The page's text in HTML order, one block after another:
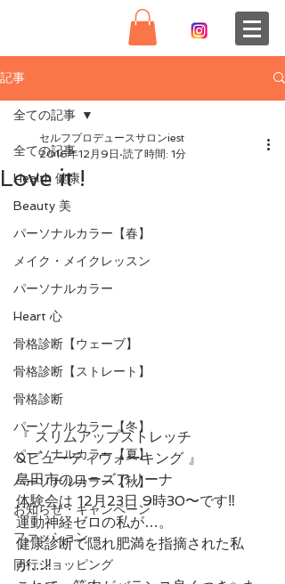
記事
全ての記事
Health 健康
Beauty 美
パーソナルカラー【春】
メイク・メイクレッスン
パーソナルカラー
Heart 心
骨格診断【ウェーブ】
骨格診断【ストレート】
骨格診断
パーソナルカラー【冬】
パーソナルカラー【夏】
パーソナルカラー【秋】
お知らせ・キャンペーン
ファッション
同行ショッピング
全ての記事
Love it !
セルフプロデュースサロンiest
2016年12月9日 読了時間: 1分
『 スリムアップストレッチ
&ビューティウォーキング 』
島田市のローズアリーナ
体験会は 12月23日 9時30〜です‼︎
運動神経ゼロの私が…。
健康診断で隠れ肥満を指摘された私
が…‼︎